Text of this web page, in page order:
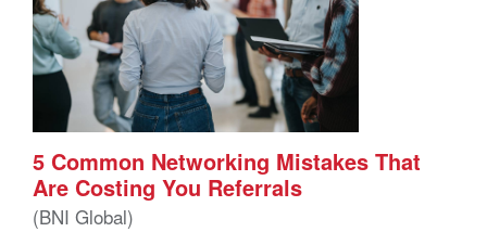
5 Common Networking Mistakes That
Are Costing You Referrals
(BNI Global)